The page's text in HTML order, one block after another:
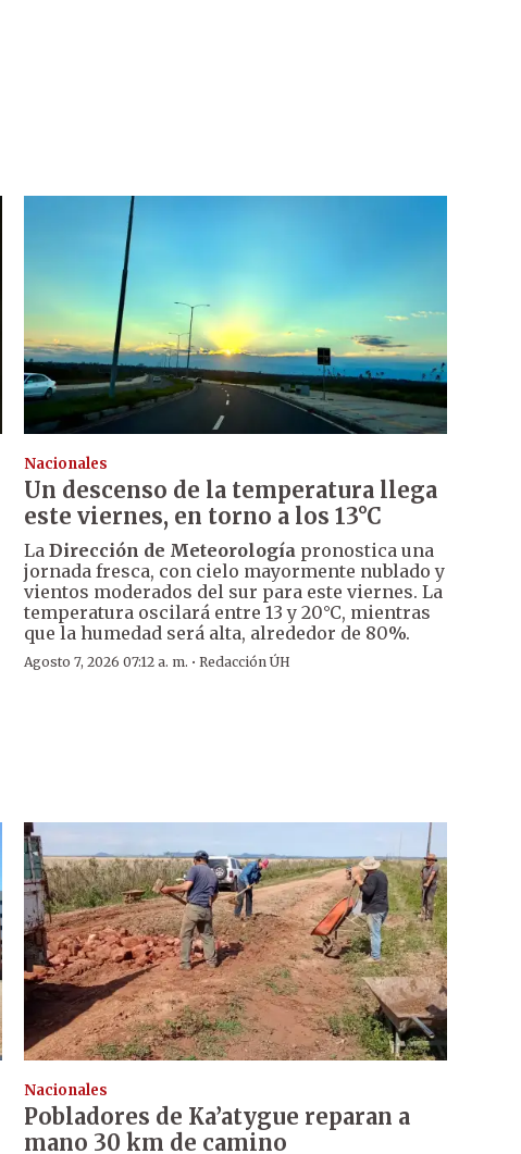
Nacionales
Un descenso de la temperatura llega
este viernes, en torno a los 13°C
La Dirección de Meteorologíapronostica una
jornada fresca, con cielo mayormente nublado y
vientos moderados del sur para este viernes. La
temperatura oscilará entre 13 y 20°C, mientras
que la humedad será alta, alrededor de 80%.
Agosto 7, 2026 07:12 a. m. · Redacción ÚH
Nacionales
Pobladores de Ka’atygue reparan a
mano 30 km de camino